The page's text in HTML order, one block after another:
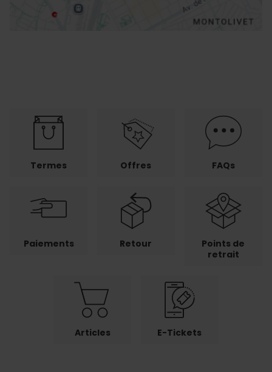
Termes Offres FAQs
Paiements Retour
Points de
retrait
Articles E-Tickets